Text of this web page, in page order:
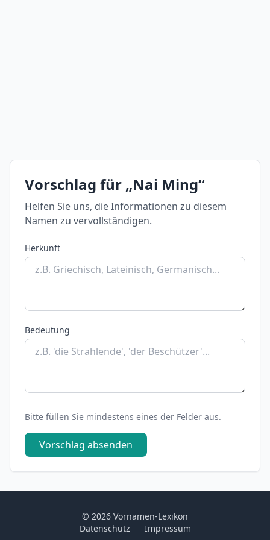
Vorschlag für „Nai Ming“
Helfen Sie uns, die Informationen zu diesem
Namen zu vervollständigen.
Herkunft
Bedeutung
Bitte füllen Sie mindestens eines der Felder aus.
Vorschlag absenden
© 2026 Vornamen-Lexikon
Datenschutz
Impressum